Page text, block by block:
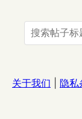
关于我们 隐私